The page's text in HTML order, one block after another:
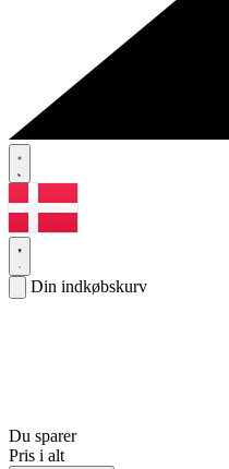
Din indkøbskurv
Du sparer
Pris i alt